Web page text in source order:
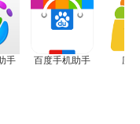
手 百度手机助手 应